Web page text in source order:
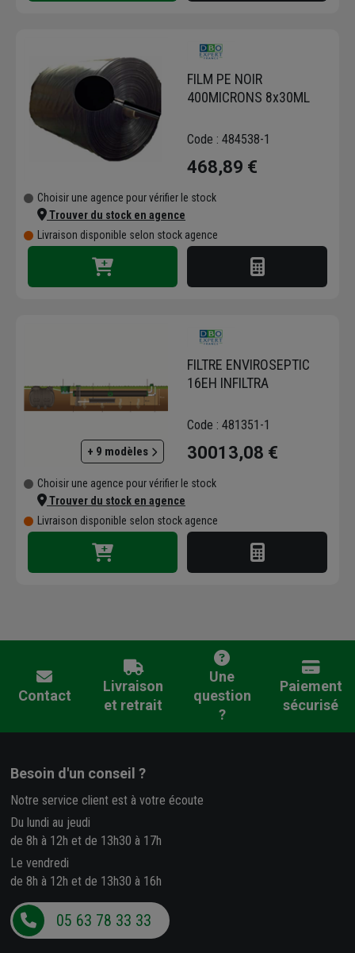
FILM PE NOIR
400MICRONS 8x30ML
Code : 484538-1
468,89 €
Choisir une agence pour vérifier le stock
Trouver du stock en agence
Livraison disponible selon stock agence
+ 9 modèles
FILTRE ENVIROSEPTIC
16EH INFILTRA
Code : 481351-1
30013,08 €
Choisir une agence pour vérifier le stock
Trouver du stock en agence
Livraison disponible selon stock agence
Contact
Livraison
et retrait
Une
question
?
Paiement
sécurisé
Besoin d'un conseil ?
Notre service client est à votre écoute
Du lundi au jeudi
de 8h à 12h et de 13h30 à 17h
Le vendredi
de 8h à 12h et de 13h30 à 16h
05 63 78 33 33